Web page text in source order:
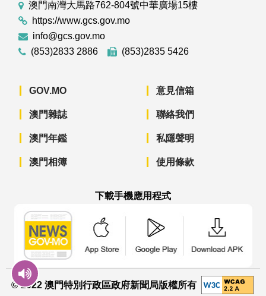
澳門南灣大馬路762-804號中華廣場15樓
https://www.gcs.gov.mo
info@gcs.gov.mo
(853)2833 2886
(853)2835 5426
GOV.MO
澳門雜誌
澳門年鑑
澳門相簿
意見信箱
聯絡我們
私隱聲明
使用條款
下載手機應用程式
© 2022 澳門特別行政區政府新聞局版權所有